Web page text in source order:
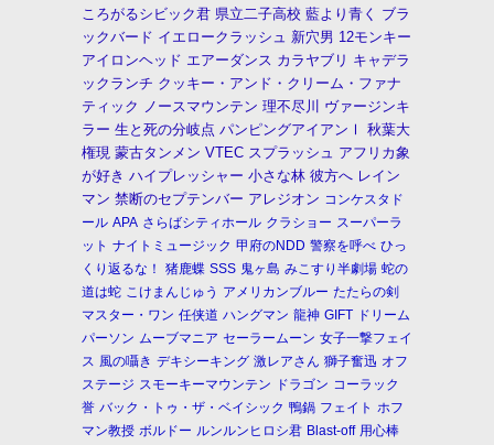
ころがるシビック君 県立二子高校 藍より青く ブラ
ックバード イエロークラッシュ 新穴男 12モンキー
アイロンヘッド エアーダンス カラヤブリ キャデラ
ックランチ クッキー・アンド・クリーム・ファナ
ティック ノースマウンテン 理不尽川
ヴァージンキ
ラー 生と死の分岐点 パンピングアイアンⅠ
秋葉大
権現 蒙古タンメン VTEC スプラッシュ アフリカ象
が好き ハイプレッシャー 小さな林 彼方へ レイン
マン 禁断のセプテンバー アレジオン コンケスタド
ール APA さらばシティホール クラショー スーパーラ
ット ナイトミュージック 甲府のNDD 警察を呼べ ひっ
くり返るな！
猪鹿蝶 SSS 鬼ヶ島 みこすり半劇場 蛇の
道は蛇 こけまんじゅう アメリカンブルー たたらの剣
マスター・ワン 任侠道 ハングマン 龍神 GIFT ドリーム
パーソン ムーブマニア セーラームーン 女子一撃フェイ
ス 風の囁き デキシーキング 激レアさん 獅子奮迅 オフ
ステージ スモーキーマウンテン ドラゴン コーラック
誉 バック・トゥ・ザ・ベイシック 鴨鍋 フェイト ホフ
マン教授 ボルドー ルンルンヒロシ君 Blast-off 用心棒